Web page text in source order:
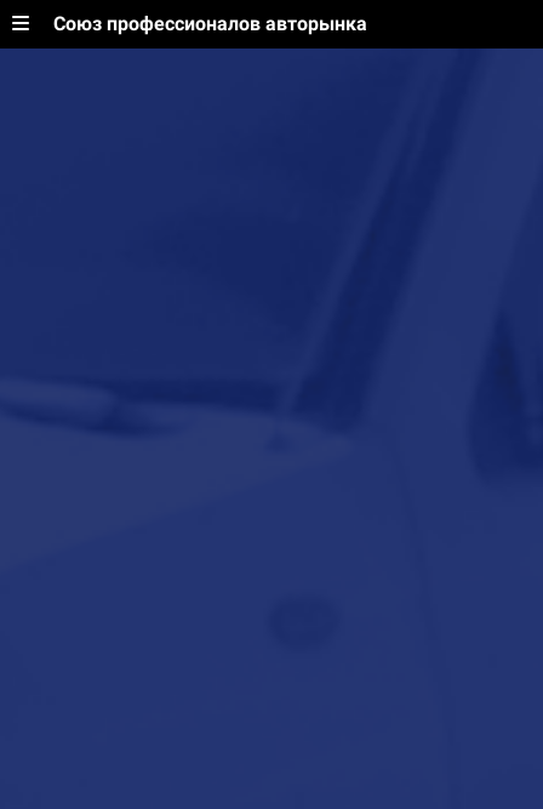
Союз профессионалов авторынка